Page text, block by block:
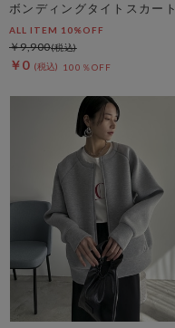
ボンディングタイトスカート
ALL ITEM 10%OFF
￥0 100％OFF
￥9,900